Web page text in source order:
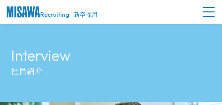
Recruiting 新卒採用
社員紹介